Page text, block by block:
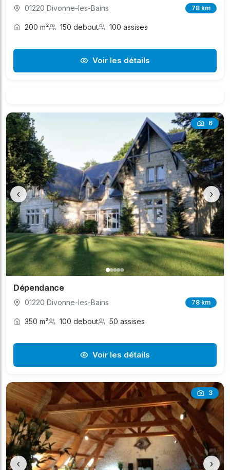
01220 Divonne-les-Bains 78 km
200 m² 150 debout 100 assises
Voir les détails
6
‹ ›
Dépendance
01220 Divonne-les-Bains 78 km
350 m² 100 debout 50 assises
Voir les détails
3
‹ ›